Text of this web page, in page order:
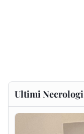
Ultimi Necrologi